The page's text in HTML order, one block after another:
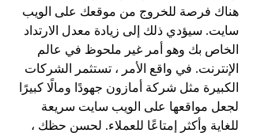
هناك فرصة للخروج من موقعك على الويب
سايت. سيؤدي ذلك إلى زيادة معدل الارتداد
الخاص بك وهو أمر غير ملحوظ في عالم
الإنترنت. في واقع الأمر ، تستثمر الشركات
الكبيرة مثل شركة أمازون جهودًا ومالًا كبيرًا
لجعل مواقعها على الويب سايت سريعة
للغاية وأكثر إمتاعًا للعملاء. لحسن حظك ،